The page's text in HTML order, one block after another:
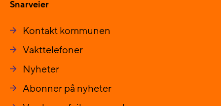
Snarveier
Kontakt kommunen
Vakttelefoner
Nyheter
Abonner på nyheter